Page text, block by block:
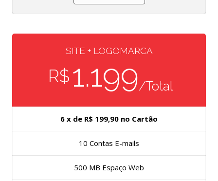
SITE + LOGOMARCA
R$1.199/Total
6 x de R$ 199,90 no Cartão
10 Contas E-mails
500 MB Espaço Web